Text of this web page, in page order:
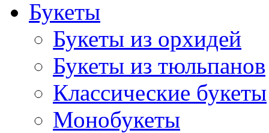
Букеты
Букеты из орхидей
Букеты из тюльпанов
Классические букеты
Монобукеты